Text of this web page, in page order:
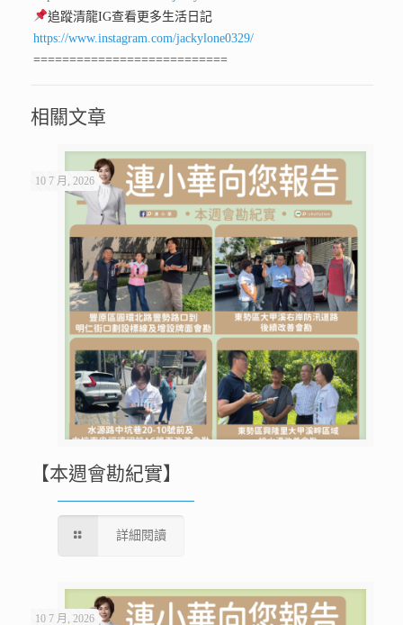
追蹤清龍IG查看更多生活日記
https://www.instagram.com/jackylone0329/
===========================
相關文章
10 7 月, 2026
【本週會勘紀實】
詳細閱讀
10 7 月, 2026